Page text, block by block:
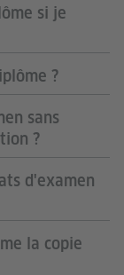
si je
?
sans
?
d'examen
la copie